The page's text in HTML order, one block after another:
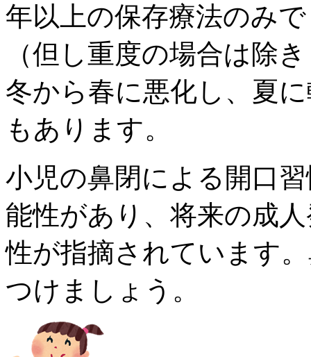
年以上の保存療法のみ
（但し重度の場合は除
冬から春に悪化し、 夏
もあります。
小児の鼻閉による開口
能性があり、 将来の成
性が指摘されています
つけましょう。